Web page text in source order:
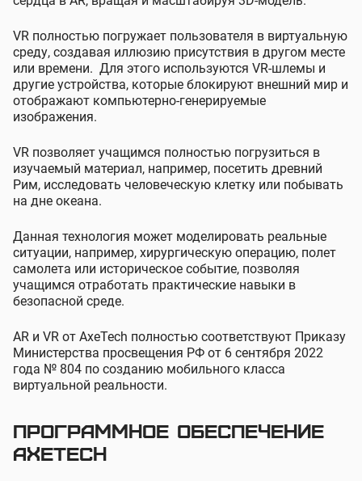
VR полностью погружает пользователя в виртуальную
среду, создавая иллюзию присутствия в другом месте
или времени. Для этого используются VR-шлемы и
другие устройства, которые блокируют внешний мир и
отображают компьютерно-генерируемые
изображения.
VR позволяет учащимся полностью погрузиться в
изучаемый материал, например, посетить древний
Рим, исследовать человеческую клетку или побывать
на дне океана.
Данная технология может моделировать реальные
ситуации, например, хирургическую операцию, полет
самолета или историческое событие, позволяя
учащимся отработать практические навыки в
безопасной среде.
AR и VR от AxeTech полностью соответствуют Приказу
Министерства просвещения РФ от 6 сентября 2022
года № 804 по созданию мобильного класса
виртуальной реальности.
Программное обеспечение
AxeTech